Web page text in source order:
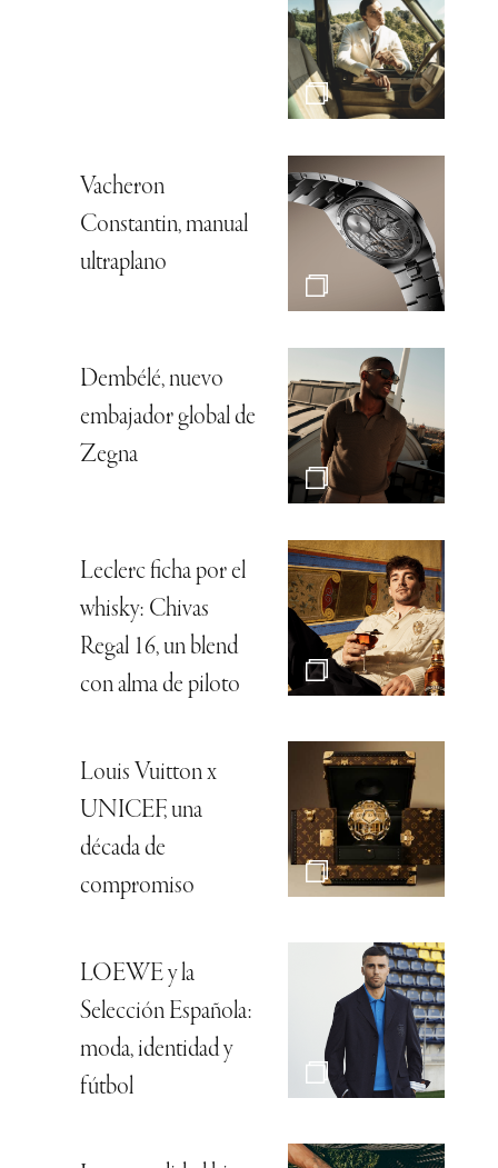
Vacheron
Constantin, manual
ultraplano
Dembélé, nuevo
embajador global de
Zegna
Leclerc ficha por el
whisky: Chivas
Regal 16, un blend
con alma de piloto
Louis Vuitton x
UNICEF, una
década de
compromiso
LOEWE y la
Selección Española:
moda, identidad y
fútbol